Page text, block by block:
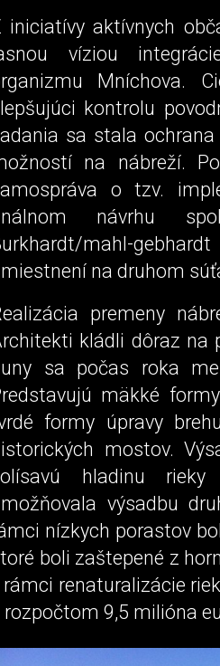
iniciatívy aktívnych
víziou
Mníchova.
kontrolu
sa stala
na nábreží.
o tzv.
návrhu
mahl-
na druhom
premeny
kládli dôraz na
sa počas roka
mäkké
formy úpravy
mostov.
hladinu rieky
výsadbu
nízkych porastov
boli zaštepené z
rámci renaturalizácie
rozpočtom 9,5 milióna